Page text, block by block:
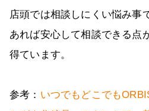
店頭では相談しにくい悩み事
あれば安心して相談できる点
得ています。
参考： いつでもどこでも